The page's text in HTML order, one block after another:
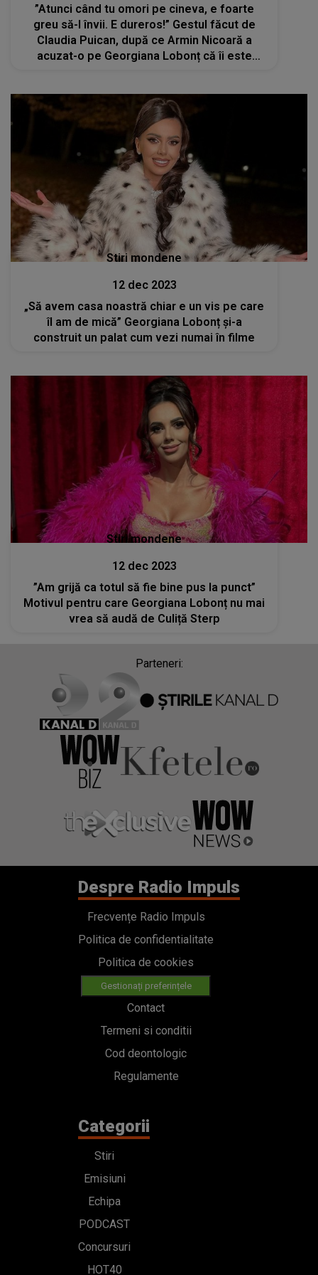
”Atunci când tu omori pe cineva, e foarte
greu să-l învii. E dureros!” Gestul făcut de
Claudia Puican, după ce Armin Nicoară a
acuzat-o pe Georgiana Lobonț că îi este
Stiri mondene
12 dec 2023
„Să avem casa noastră chiar e un vis pe care
îl am de mică” Georgiana Lobonț și-a
construit un palat cum vezi numai în filme
Stiri mondene
12 dec 2023
”Am grijă ca totul să fie bine pus la punct”
Motivul pentru care Georgiana Lobonț nu mai
vrea să audă de Culiță Sterp
Parteneri:
Despre Radio Impuls
Frecvențe Radio Impuls
Politica de confidentialitate
Politica de cookies
Gestionați preferințele
Contact
Termeni si conditii
Cod deontologic
Regulamente
Categorii
Stiri
Emisiuni
Echipa
PODCAST
Concursuri
HOT40